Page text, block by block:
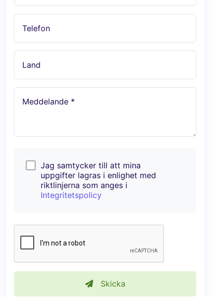
Telefon
Land
Meddelande *
Jag samtycker till att mina
uppgifter lagras i enlighet med
riktlinjerna som anges i
Integritetspolicy
Skicka